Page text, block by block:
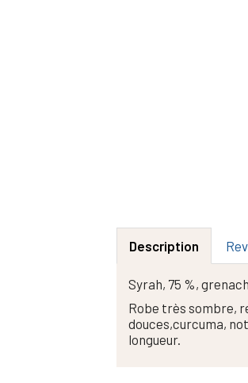
Description
Syrah, 75 %,
Robe très sombre,
douces,curcuma,
longueur.